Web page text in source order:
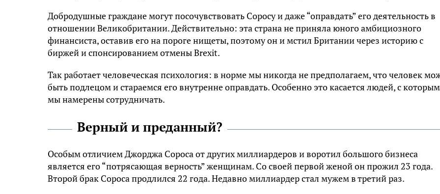
Добродушные граждане могут посочувствовать Соросу и даже “оправдать” его деятельность в
отношении Великобритании. Действительно: эта страна не приняла юного амбициозного
финансиста, оставив его на пороге нищеты, поэтому он и мстил Британии через историю с
биржей и спонсированием отмены Brexit.
Так работает человеческая психология: в норме мы никогда не предполагаем, что человек
быть подлецом и стараемся его внутренне оправдать. Особенно это касается людей, с
мы намерены сотрудничать.
Верный и преданный?
Особым отличием Джорджа Сороса от других миллиардеров и воротил большого бизнеса
является его “потрясающая верность” женщинам. Со своей первой женой он прожил 23 года.
Второй брак Сороса продлился 22 года. Недавно миллиардер стал мужем в третий раз.